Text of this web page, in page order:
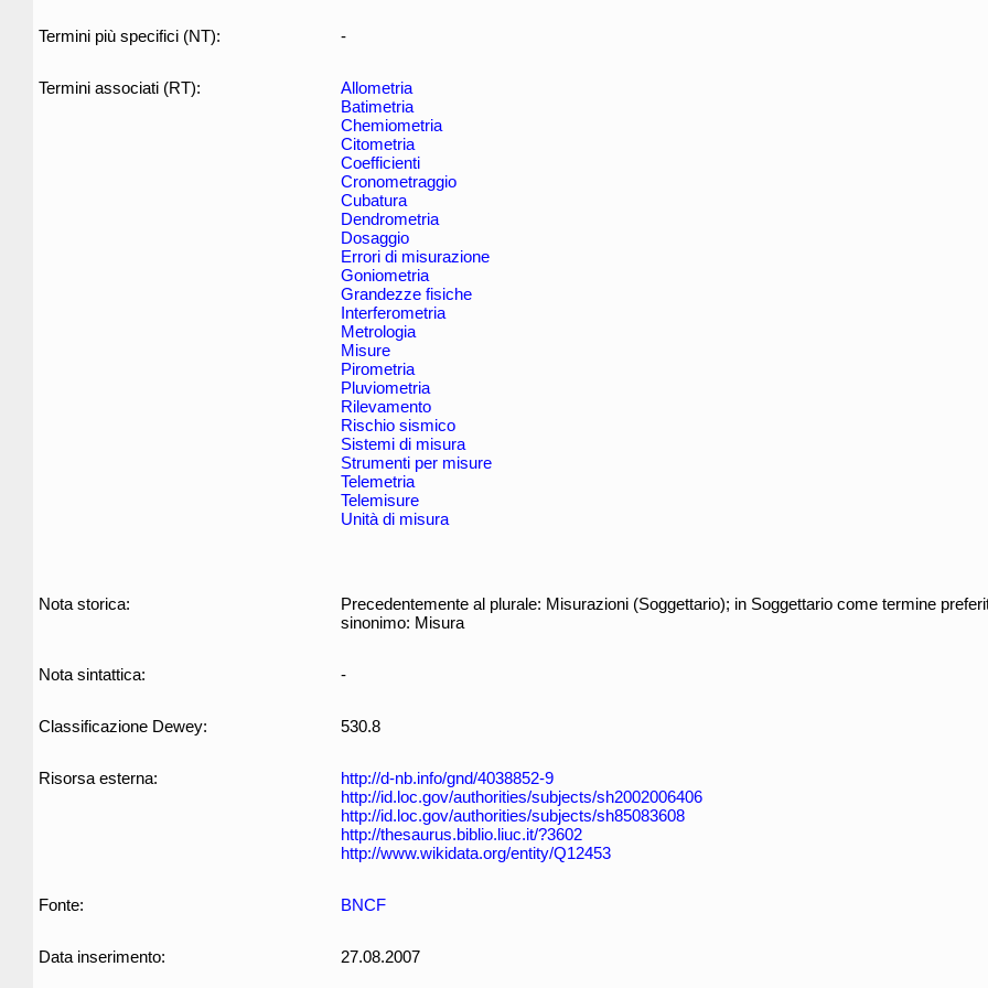
Termini più specifici (NT): -
Termini associati (RT):
Allometria
Batimetria
Chemiometria
Citometria
Coefficienti
Cronometraggio
Cubatura
Dendrometria
Dosaggio
Errori di misurazione
Goniometria
Grandezze fisiche
Interferometria
Metrologia
Misure
Pirometria
Pluviometria
Rilevamento
Rischio sismico
Sistemi di misura
Strumenti per misure
Telemetria
Telemisure
Unità di misura
Nota storica:
Precedentemente al plurale: Misurazioni (Soggettario); in Soggettario come termine
sinonimo: Misura
Nota sintattica: -
Classificazione Dewey: 530.8
Risorsa esterna:
http://d-nb.info/gnd/4038852-9
http://id.loc.gov/authorities/subjects/sh2002006406
http://id.loc.gov/authorities/subjects/sh85083608
http://thesaurus.biblio.liuc.it/?3602
http://www.wikidata.org/entity/Q12453
Fonte: BNCF
Data inserimento: 27.08.2007